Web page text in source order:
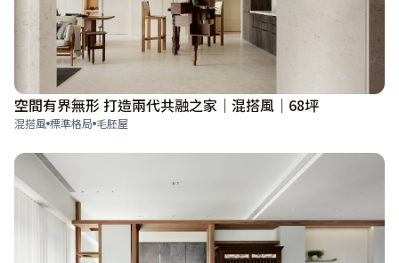
空間有界無形 打造兩代共融之家｜混搭風｜68坪
混搭風 標準格局 毛胚屋